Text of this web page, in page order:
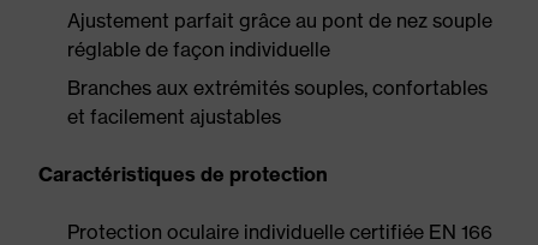
Ajustement parfait grâce au pont de nez souple
réglable de façon individuelle
Branches aux extrémités souples, confortables
et facilement ajustables
Caractéristiques de protection
Protection oculaire individuelle certifiée EN 166